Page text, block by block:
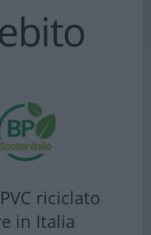
riciclato
in Italia